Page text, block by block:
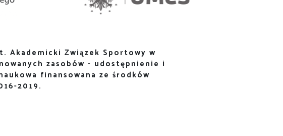
Akademicki Związek Sportowy w
zasobów - udostępnienie i
finansowana ze środków
2019.